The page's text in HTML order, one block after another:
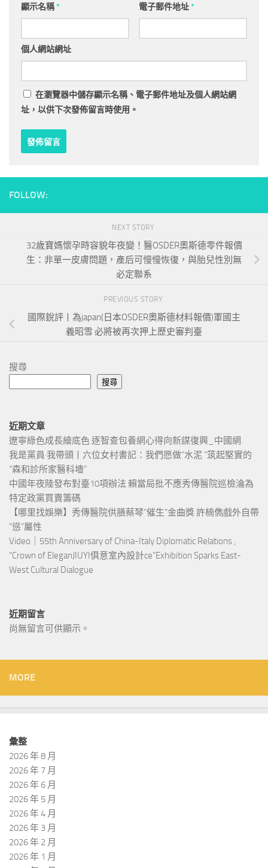
顯示名稱* 電子郵件地址*
個人網站網址
在瀏覽器中儲存顯示名稱、電子郵件地址及個人網站網
址，以供下次發佈留言時使用。
FOLLOW:
NEXT STORY
32歲寶媽懷孕時容貌年夜變！醫OSDER奧斯德零件報價
生：非單一皮膚問題，產后可慢慢恢復，與胎兒性別無
必定聯系
PREVIOUS STORY
國際銳評丨為japan(日本OSDER奧斯德材料報價)軍國主
義昭雪 必將被再次押上歷史審判臺
搜尋
搜尋
近期文章
遼寧綠色成長繪底色 逐智查包養網心得向新謀復興_中國網
我是黨員·我帶頭丨六位女村書記：我們愿做“水泥 ”筑起堅實的
“森和診所家醫科墻”
中國年夜陸發布對臺10項辦法 賴當局批不應秀傳醫院巡檢淪為
特定政黨買賣籌碼
【哪里找娛樂】秀傳醫院供膳蔡琴“催生”金曲獎 許楠儁戲外自帶
“慫”屬性
Video｜55th Anniversary of China-Italy Diplomatic Relations ,
“Crown of EleganJIUYI俱意室內設計ce”Exhibition Sparks East-
West Cultural Dialogue
近期留言
尚無留言可供顯示。
MORE
彙整
2026 年 8 月
2026 年 7 月
2026 年 6 月
2026 年 5 月
2026 年 4 月
2026 年 3 月
2026 年 2 月
2026 年 1 月